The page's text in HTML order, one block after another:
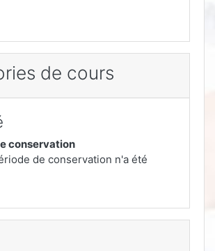
de cours
conservation
de conservation n'a été